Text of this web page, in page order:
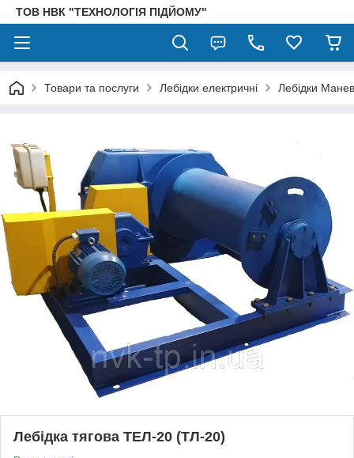
ТОВ НВК "ТЕХНОЛОГІЯ ПІДЙОМУ"
Товари та послуги Лебідки електричні Лебідки
Лебідка тягова ТЕЛ-20 (ТЛ-20)